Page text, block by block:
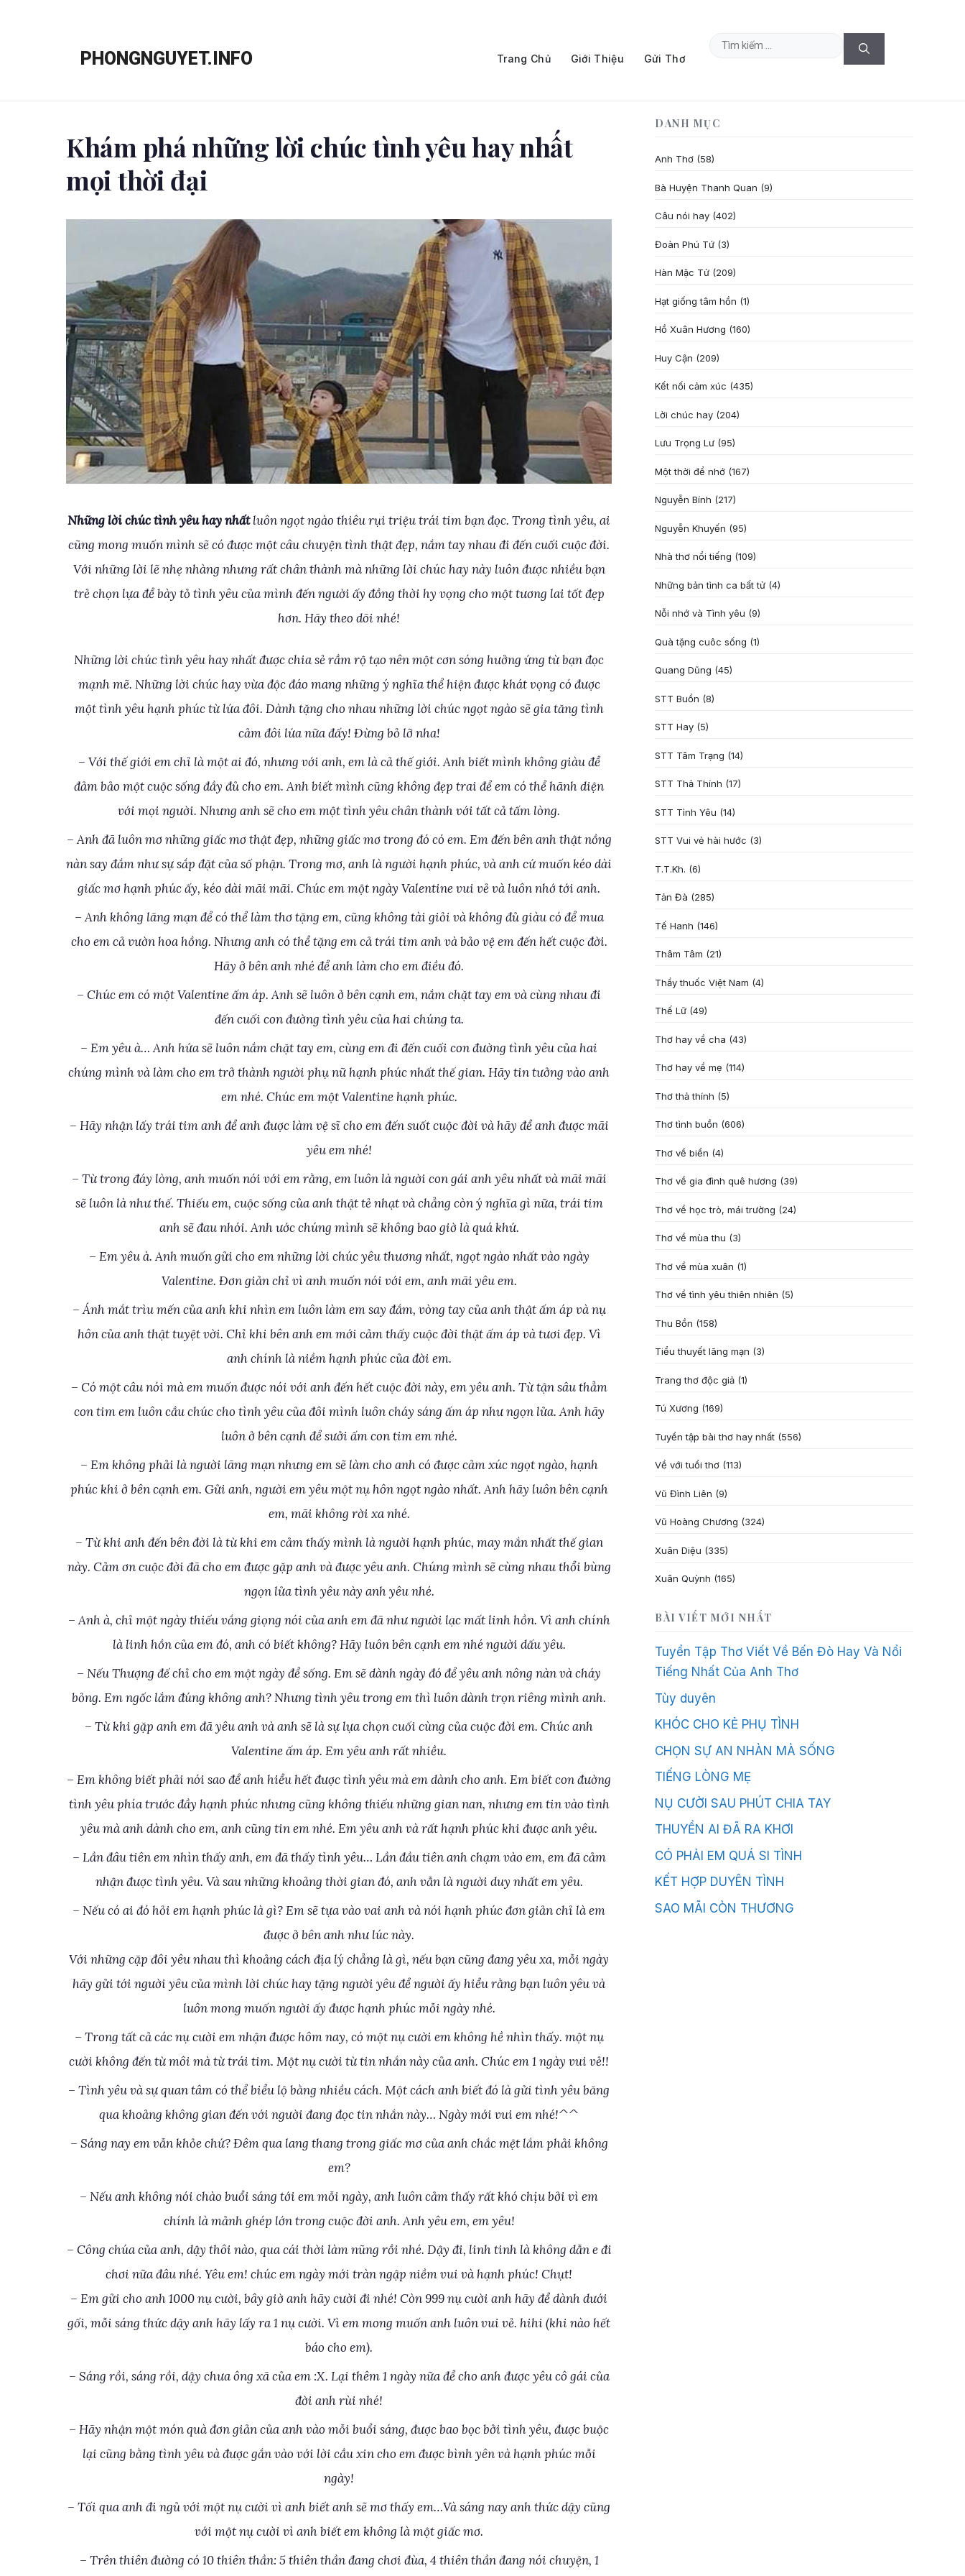
PHONGNGUYET.INFO Trang Chủ Giới Thiệu Gửi Thơ
Tìm
Khám phá những lời chúc tình yêu hay nhất
mọi thời đại
Những lời chúc tình yêu hay nhấtluôn ngọt ngào thiêu rụi triệu trái tim bạn đọc. Trong tình yêu, ai
cũng mong muốn mình sẽ có được một câu chuyện tình thật đẹp, nắm tay nhau đi đến cuối cuộc đời.
Với những lời lẽ nhẹ nhàng nhưng rất chân thành mà những lời chúc hay này luôn được nhiều bạn
trẻ chọn lựa để bày tỏ tình yêu của mình đến người ấy đồng thời hy vọng cho một tương lai tốt đẹp
hơn. Hãy theo dõi nhé!
Những lời chúc tình yêu hay nhất được chia sẻ rầm rộ tạo nên một cơn sóng hưởng ứng từ bạn đọc
mạnh mẽ. Những lời chúc hay vừa độc đáo mang những ý nghĩa thể hiện được khát vọng có được
một tình yêu hạnh phúc từ lứa đôi. Dành tặng cho nhau những lời chúc ngọt ngào sẽ gia tăng tình
cảm đôi lứa nữa đấy! Đừng bỏ lỡ nha!
– Với thế giới em chỉ là một ai đó, nhưng với anh, em là cả thế giới. Anh biết mình không giàu để
đảm bảo một cuộc sống đầy đủ cho em. Anh biết mình cũng không đẹp trai để em có thể hãnh diện
với mọi người. Nhưng anh sẽ cho em một tình yêu chân thành với tất cả tấm lòng.
– Anh đã luôn mơ những giấc mơ thật đẹp, những giấc mơ trong đó có em. Em đến bên anh thật nồng
nàn say đắm như sự sắp đặt của số phận. Trong mơ, anh là người hạnh phúc, và anh cứ muốn kéo dài
giấc mơ hạnh phúc ấy, kéo dài mãi mãi. Chúc em một ngày Valentine vui vẻ và luôn nhớ tới anh.
– Anh không lãng mạn để có thể làm thơ tặng em, cũng không tài giỏi và không đủ giàu có để mua
cho em cả vườn hoa hồng. Nhưng anh có thể tặng em cả trái tim anh và bảo vệ em đến hết cuộc đời.
Hãy ở bên anh nhé để anh làm cho em điều đó.
– Chúc em có một Valentine ấm áp. Anh sẽ luôn ở bên cạnh em, nắm chặt tay em và cùng nhau đi
đến cuối con đường tình yêu của hai chúng ta.
– Em yêu à… Anh hứa sẽ luôn nắm chặt tay em, cùng em đi đến cuối con đường tình yêu của hai
chúng mình và làm cho em trở thành người phụ nữ hạnh phúc nhất thế gian. Hãy tin tưởng vào anh
em nhé. Chúc em một Valentine hạnh phúc.
– Hãy nhận lấy trái tim anh để anh được làm vệ sĩ cho em đến suốt cuộc đời và hãy để anh được mãi
yêu em nhé!
– Từ trong đáy lòng, anh muốn nói với em rằng, em luôn là người con gái anh yêu nhất và mãi mãi
sẽ luôn là như thế. Thiếu em, cuộc sống của anh thật tẻ nhạt và chẳng còn ý nghĩa gì nữa, trái tim
anh sẽ đau nhói. Anh ước chúng mình sẽ không bao giờ là quá khứ.
– Em yêu à. Anh muốn gửi cho em những lời chúc yêu thương nhất, ngọt ngào nhất vào ngày
Valentine. Đơn giản chỉ vì anh muốn nói với em, anh mãi yêu em.
– Ánh mắt trìu mến của anh khi nhìn em luôn làm em say đắm, vòng tay của anh thật ấm áp và nụ
hôn của anh thật tuyệt vời. Chỉ khi bên anh em mới cảm thấy cuộc đời thật ấm áp và tươi đẹp. Vì
anh chính là niềm hạnh phúc của đời em.
– Có một câu nói mà em muốn được nói với anh đến hết cuộc đời này, em yêu anh. Từ tận sâu thẳm
con tim em luôn cầu chúc cho tình yêu của đôi mình luôn cháy sáng ấm áp như ngọn lửa. Anh hãy
luôn ở bên cạnh để sưởi ấm con tim em nhé.
– Em không phải là người lãng mạn nhưng em sẽ làm cho anh có được cảm xúc ngọt ngào, hạnh
phúc khi ở bên cạnh em. Gửi anh, người em yêu một nụ hôn ngọt ngào nhất. Anh hãy luôn bên cạnh
em, mãi không rời xa nhé.
– Từ khi anh đến bên đời là từ khi em cảm thấy mình là người hạnh phúc, may mắn nhất thế gian
này. Cảm ơn cuộc đời đã cho em được gặp anh và được yêu anh. Chúng mình sẽ cùng nhau thổi bùng
ngọn lửa tình yêu này anh yêu nhé.
– Anh à, chỉ một ngày thiếu vắng giọng nói của anh em đã như người lạc mất linh hồn. Vì anh chính
là linh hồn của em đó, anh có biết không? Hãy luôn bên cạnh em nhé người dấu yêu.
– Nếu Thượng đế chỉ cho em một ngày để sống. Em sẽ dành ngày đó để yêu anh nông nàn và cháy
bỏng. Em ngốc lắm đúng không anh? Nhưng tình yêu trong em thì luôn dành trọn riêng mình anh.
– Từ khi gặp anh em đã yêu anh và anh sẽ là sự lựa chọn cuối cùng của cuộc đời em. Chúc anh
Valentine ấm áp. Em yêu anh rất nhiều.
– Em không biết phải nói sao để anh hiểu hết được tình yêu mà em dành cho anh. Em biết con đường
tình yêu phía trước đầy hạnh phúc nhưng cũng không thiếu những gian nan, nhưng em tin vào tình
yêu mà anh dành cho em, anh cũng tin em nhé. Em yêu anh và rất hạnh phúc khi được anh yêu.
– Lần đâu tiên em nhìn thấy anh, em đã thấy tình yêu… Lần đầu tiên anh chạm vào em, em đã cảm
nhận được tình yêu. Và sau những khoảng thời gian đó, anh vẫn là người duy nhất em yêu.
– Nếu có ai đó hỏi em hạnh phúc là gì? Em sẽ tựa vào vai anh và nói hạnh phúc đơn giản chỉ là em
được ở bên anh như lúc này.
Với những cặp đôi yêu nhau thì khoảng cách địa lý chẳng là gì, nếu bạn cũng đang yêu xa, mỗi ngày
hãy gửi tới người yêu của mình lời chúc hay tặng người yêu để người ấy hiểu rằng bạn luôn yêu và
luôn mong muốn người ấy được hạnh phúc mỗi ngày nhé.
– Trong tất cả các nụ cười em nhận được hôm nay, có một nụ cười em không hề nhìn thấy. một nụ
cười không đến từ môi mà từ trái tim. Một nụ cười từ tin nhắn này của anh. Chúc em 1 ngày vui vẻ!!
– Tình yêu và sự quan tâm có thể biểu lộ bằng nhiều cách. Một cách anh biết đó là gửi tình yêu băng
qua khoảng không gian đến với người đang đọc tin nhắn này… Ngày mới vui em nhé!^^
– Sáng nay em vẫn khỏe chứ? Đêm qua lang thang trong giấc mơ của anh chắc mệt lắm phải không
em?
– Nếu anh không nói chào buổi sáng tới em mỗi ngày, anh luôn cảm thấy rất khó chịu bởi vì em
chính là mảnh ghép lớn trong cuộc đời anh. Anh yêu em, em yêu!
– Công chúa của anh, dậy thôi nào, qua cái thời làm nũng rồi nhé. Dậy đi, linh tinh là không dẫn e đi
chơi nữa đâu nhé. Yêu em! chúc em ngày mới tràn ngập niềm vui và hạnh phúc! Chụt!
– Em gửi cho anh 1000 nụ cười, bây giờ anh hãy cười đi nhé! Còn 999 nụ cười anh hãy để dành dưới
gối, mỗi sáng thức dậy anh hãy lấy ra 1 nụ cười. Vì em mong muốn anh luôn vui vẻ. hihi (khi nào hết
báo cho em).
– Sáng rồi, sáng rồi, dậy chưa ông xã của em :X. Lại thêm 1 ngày nữa để cho anh được yêu cô gái của
đời anh rùi nhé!
– Hãy nhận một món quà đơn giản của anh vào mỗi buổi sáng, được bao bọc bởi tình yêu, được buộc
lại cũng bằng tình yêu và được gắn vào với lời cầu xin cho em được bình yên và hạnh phúc mỗi
ngày!
– Tối qua anh đi ngủ với một nụ cười vì anh biết anh sẽ mơ thấy em…Và sáng nay anh thức dậy cũng
với một nụ cười vì anh biết em không là một giấc mơ.
– Trên thiên đường có 10 thiên thần: 5 thiên thần đang chơi đùa, 4 thiên thần đang nói chuyện, 1
DANH MỤC
Anh Thơ (58)
Bà Huyện Thanh Quan (9)
Câu nói hay (402)
Đoàn Phú Tứ (3)
Hàn Mặc Tử (209)
Hạt giống tâm hồn (1)
Hồ Xuân Hương (160)
Huy Cận (209)
Kết nối cảm xúc (435)
Lời chúc hay (204)
Lưu Trọng Lư (95)
Một thời để nhớ (167)
Nguyễn Bính (217)
Nguyễn Khuyến (95)
Nhà thơ nổi tiếng (109)
Những bản tình ca bất tử (4)
Nỗi nhớ và Tình yêu (9)
Quà tặng cuôc sống (1)
Quang Dũng (45)
STT Buồn (8)
STT Hay (5)
STT Tâm Trạng (14)
STT Thả Thính (17)
STT Tình Yêu (14)
STT Vui vẻ hài hước (3)
T.T.Kh. (6)
Tản Đà (285)
Tế Hanh (146)
Thâm Tâm (21)
Thầy thuốc Việt Nam (4)
Thế Lữ (49)
Thơ hay về cha (43)
Thơ hay về mẹ (114)
Thơ thả thính (5)
Thơ tình buồn (606)
Thơ về biển (4)
Thơ về gia đình quê hương (39)
Thơ về học trò, mái trường (24)
Thơ về mùa thu (3)
Thơ về mùa xuân (1)
Thơ về tình yêu thiên nhiên (5)
Thu Bồn (158)
Tiểu thuyết lãng mạn (3)
Trang thơ độc giả (1)
Tú Xương (169)
Tuyển tập bài thơ hay nhất (556)
Về với tuổi thơ (113)
Vũ Đình Liên (9)
Vũ Hoàng Chương (324)
Xuân Diệu (335)
Xuân Quỳnh (165)
BÀI VIẾT MỚI NHẤT
Tuyển Tập Thơ Viết Về Bến Đò Hay Và Nổi
Tiếng Nhất Của Anh Thơ
Tùy duyên
KHÓC CHO KẺ PHỤ TÌNH
CHỌN SỰ AN NHÀN MÀ SỐNG
TIẾNG LÒNG MẸ
NỤ CƯỜI SAU PHÚT CHIA TAY
THUYỀN AI ĐÃ RA KHƠI
CÓ PHẢI EM QUÁ SI TÌNH
KẾT HỢP DUYÊN TÌNH
SAO MÃI CÒN THƯƠNG